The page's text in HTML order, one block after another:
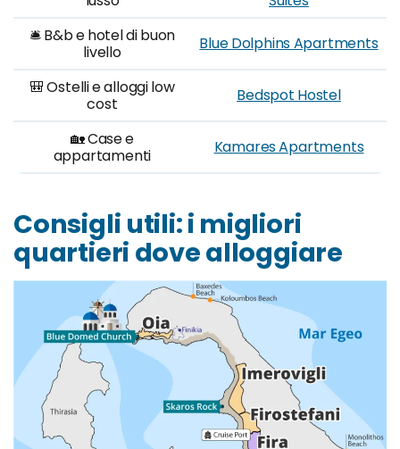
🛎️ B&b e hotel di buon
livello
Blue Dolphins Apartments
🎒 Ostelli e alloggi low
cost
Bedspot Hostel
🏡 Case e
appartamenti
Kamares Apartments
Consigli utili: i migliori
quartieri dove alloggiare